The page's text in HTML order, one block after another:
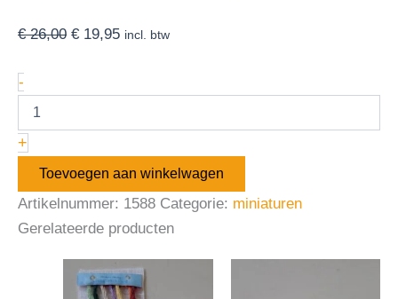
€26,00 € 19,95 incl. btw
-
+
Toevoegen aan winkelwagen
Artikelnummer: 1588 Categorie: miniaturen
Gerelateerde producten